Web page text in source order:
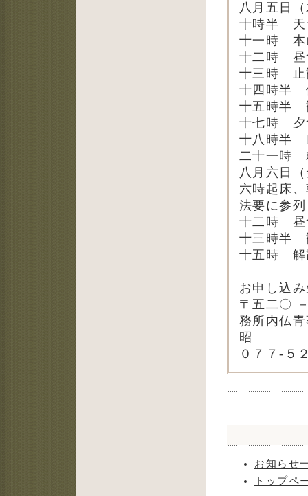
八月五日
十時半 天
十一時 本
十二時 昼
十三時 止
十四時半
十五時半
十七時 夕
十八時半
二十一時
八月六日
六時起床
法要に参列
十二時 昼
十三時半
十五時 解
お申し込
〒五二〇
務所内仏
昭
０７７-５
お知らせ
トップペ